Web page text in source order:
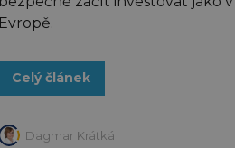
Evropě.
Celý článek
Dagmar Krátká